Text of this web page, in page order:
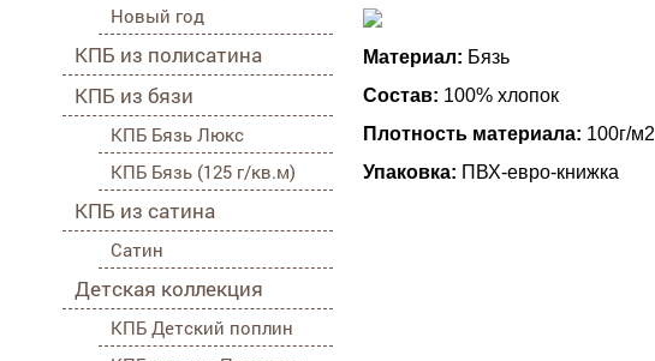
Новый год
КПБ из полисатина
КПБ из бязи
КПБ Бязь Люкс
КПБ Бязь (125 г/кв.м)
КПБ из сатина
Сатин
Детская коллекция
КПБ Детский поплин
Материал: Бязь
Состав: 100% хлопок
Плотность материала: 100г/м2
Упаковка: ПВХ-евро-книжка